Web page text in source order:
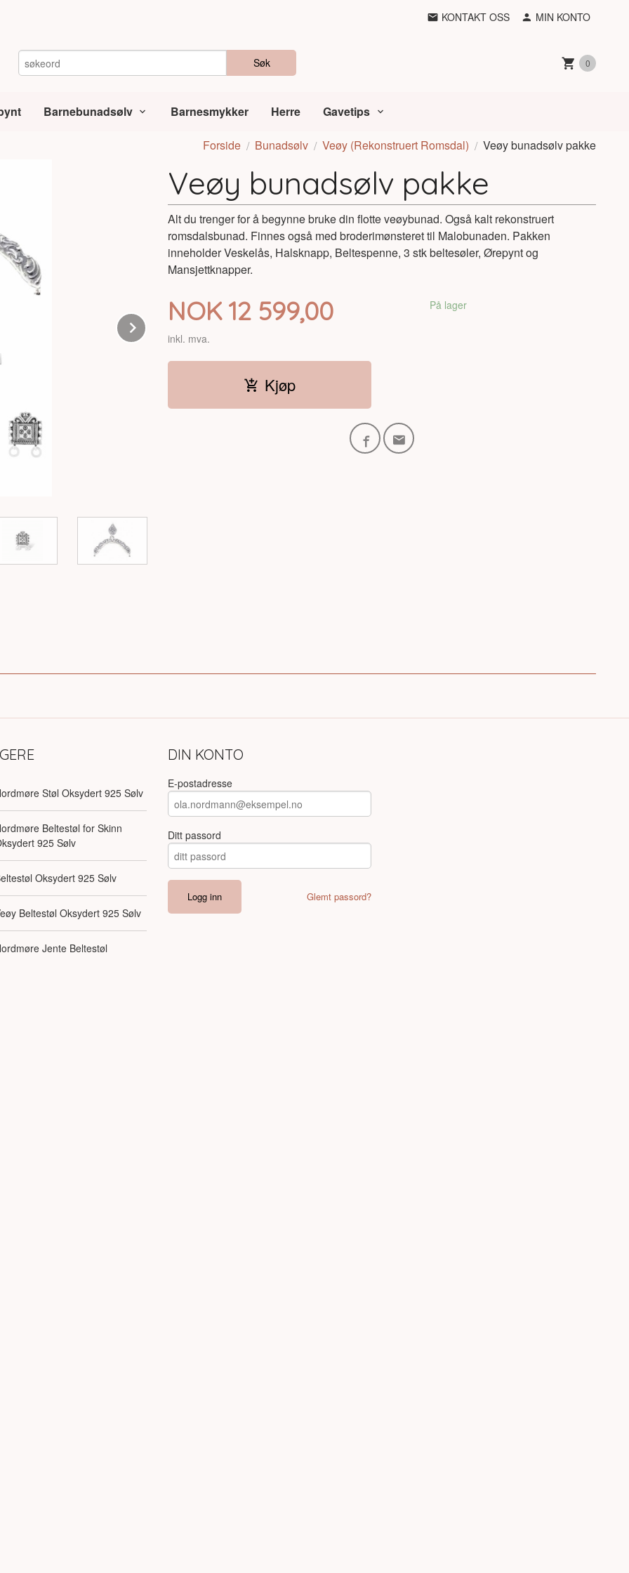
KONTAKT OSS MIN KONTO
Søk 0
Barnebunadsølv Barnesmykker Herre Gavetips
Forside Bunadsølv Veøy (Rekonstruert Romsdal) Veøy bunadsølv pakke
Next
Veøy bunadsølv pakke
Alt du trenger for å begynne bruke din flotte veøybunad. Også kalt rekonstruert
romsdalsbunad. Finnes også med broderimønsteret til Malobunaden. Pakken
inneholder Veskelås, Halsknapp, Beltespenne, 3 stk beltesøler, Ørepynt og
Mansjettknapper.
Pris
NOK 12 599,00
inkl. mva.
På lager
Kjøp
Støl Oksydert 925 Sølv
Beltestøl for Skinn
925 Sølv
Oksydert 925 Sølv
Beltestøl Oksydert 925 Sølv
Jente Beltestøl
DIN KONTO
E-postadresse
Ditt passord
Glemt passord?